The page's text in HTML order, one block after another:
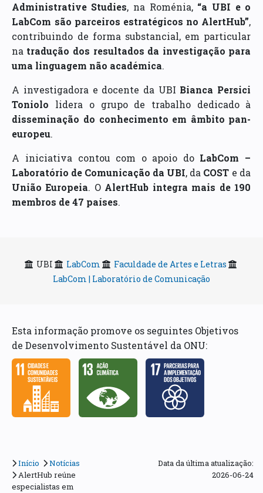
Administrative Studies, na Roménia, “a UBI e o
LabCom são parceiros estratégicos no AlertHub”,
contribuindo de forma substancial, em particular
na tradução dos resultados da investigação para
uma linguagem não académica.
A investigadora e docente da UBI Bianca Persici
Toniolo lidera o grupo de trabalho dedicado à
disseminação do conhecimento em âmbito pan-
europeu.
A iniciativa contou com o apoio do LabCom –
Laboratório de Comunicação da UBI, da COST e da
União Europeia. O AlertHub integra mais de 190
membros de 47 países.
UBI LabCom
Faculdade de Artes e Letras
LabCom | Laboratório de Comunicação
Esta informação promove os seguintes Objetivos
de Desenvolvimento Sustentável da ONU:
Início
Notícias
AlertHub reúne
especialistas em
Data da última atualização:
2026-06-24